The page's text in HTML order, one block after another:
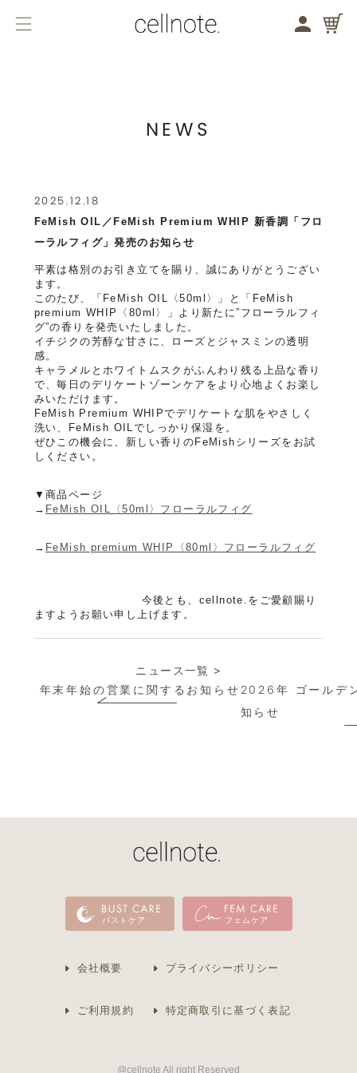
ブランドコンセプト
ジャーナル
お知らせ
ご利用ガイド
定期購入について
よくあるご質問
お問い合わせ
NEWS
2025.12.18
FeMish OIL／FeMish Premium WHIP 新香調「フロ
ーラルフィグ」発売のお知らせ
平素は格別のお引き立てを賜り、誠にありがとうござい
ます。
このたび、「FeMish OIL〈50ml〉」と「FeMish
premium WHIP〈80ml〉」より新たに”フローラルフィ
グ”の香りを発売いたしました。
イチジクの芳醇な甘さに、ローズとジャスミンの透明
感。
キャラメルとホワイトムスクがふんわり残る上品な香り
で、毎日のデリケートゾーンケアをより心地よくお楽し
みいただけます。
FeMish Premium WHIPでデリケートな肌をやさしく
洗い、FeMish OILでしっかり保湿を。
ぜひこの機会に、新しい香りのFeMishシリーズをお試
しください。
▼商品ページ
→ FeMish OIL〈50ml〉フローラルフィグ
→ FeMish premium WHIP〈80ml〉フローラルフィグ
今後とも、cellnote.をご愛顧賜り
ますようお願い申し上げます。
ニュース一覧 >
年末年始の営業に関するお知らせ2026年 ゴールデ
知らせ
会社概要 プライバシーポリシー
特定商取引に基づく表記
ご利用規約
バストケア フェムケア
@cellnote All right Reserved